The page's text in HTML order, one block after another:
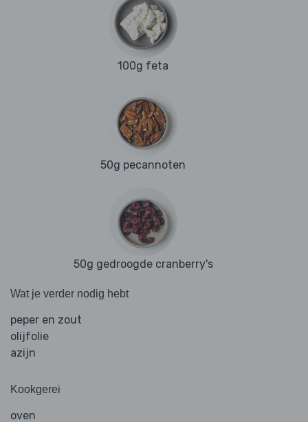
100g feta
50g pecannoten
50g gedroogde cranberry's
Wat je verder nodig hebt
peper en zout
olijfolie
azijn
Kookgerei
oven